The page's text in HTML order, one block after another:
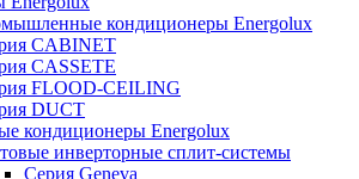
кондиционеры Energolux
CABINET
CASSETE
FLOOD-CEILING
DUCT
кондиционеры Energolux
инверторные сплит-системы
Серия Geneva